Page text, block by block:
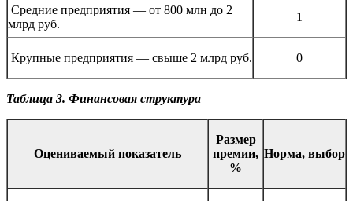
Средние предприятия — от 800 млн до 2
млрд руб.
1
Крупные предприятия — свыше 2 млрд руб. 0
Таблица 3. Финансовая структура
Оцениваемый показатель
Размер
премии,
%
Норма, выбор